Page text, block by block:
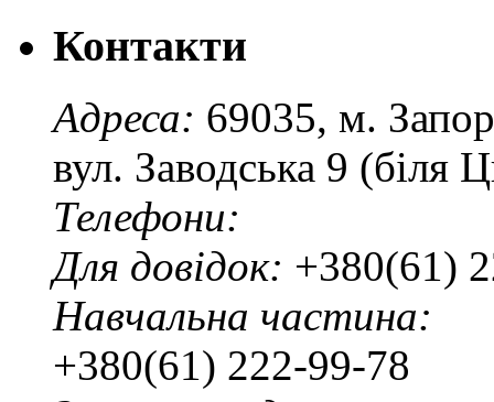
Контакти
Адреса: 69035, м.
вул. Заводська 9 (біля
Телефони:
Для довідок: +380(61)
Навчальна частина:
+380(61) 222-99-78